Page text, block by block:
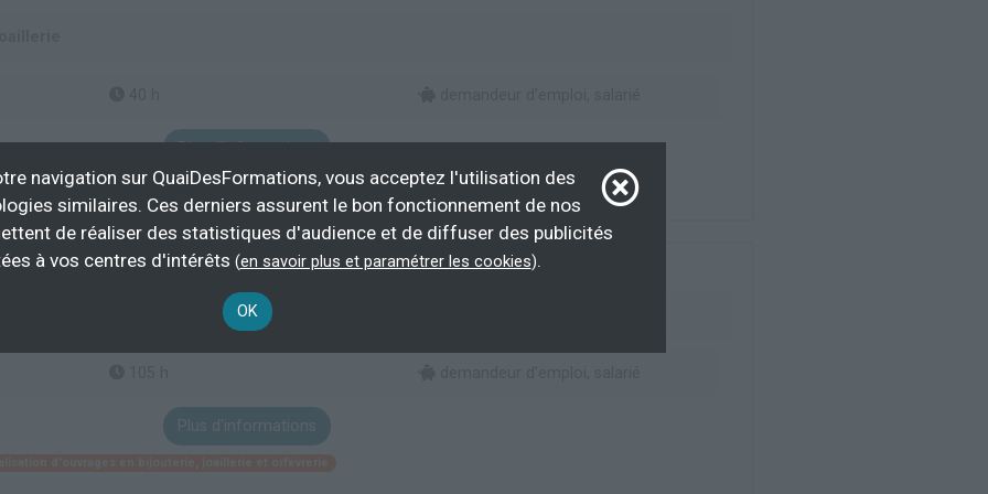
Plus d'informations
bijouterie, joaillerie et orfèvrerie
Plus d'informations
navigation sur QuaiDesFormations, vous acceptez l'utilisation des
similaires. Ces derniers assurent le bon fonctionnement de nos
de réaliser des statistiques d'audience et de diffuser des publicités
à vos centres d'intérêts (en savoir plus et paramétrer les cookies).
OK